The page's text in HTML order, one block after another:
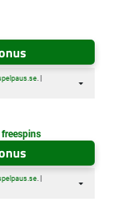
. |
. |